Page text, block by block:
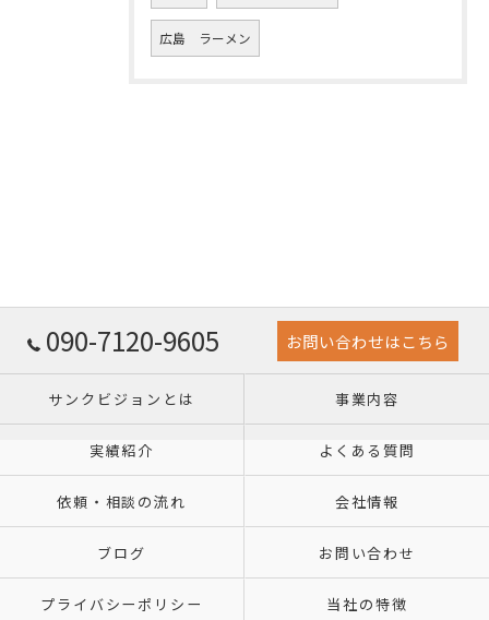
広島 ラーメン
090-7120-9605 お問い合わせはこちら
サンクビジョンとは 事業内容
実績紹介 よくある質問
依頼・相談の流れ 会社情報
ブログ お問い合わせ
プライバシーポリシー 当社の特徴